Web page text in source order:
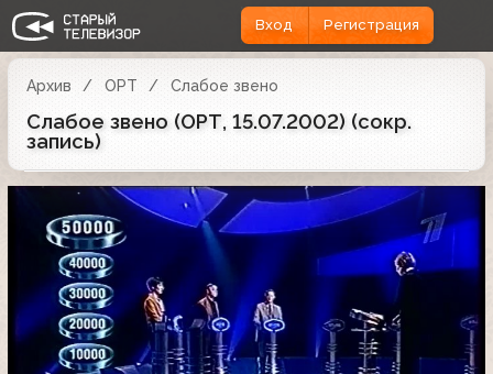
Вход Регистрация
Архив ОРТ Слабое звено
Слабое звено (ОРТ, 15.07.2002) (сокр.
запись)